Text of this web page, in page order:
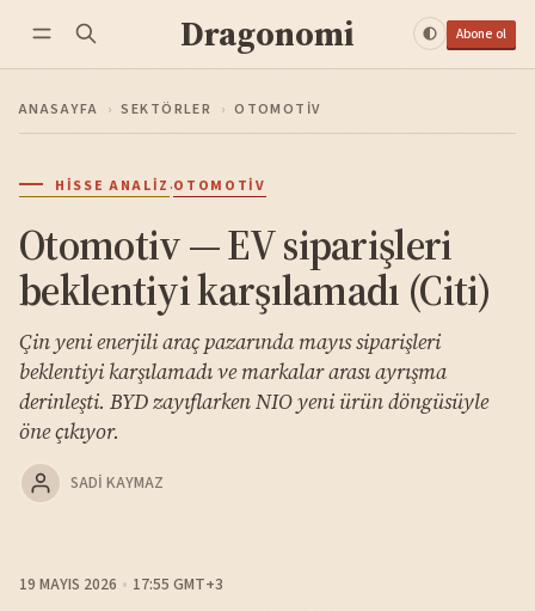
Dragonomi Abone ol
ANASAYFA › SEKTÖRLER › OTOMOTIV
HISSE ANALIZ ·OTOMOTIV
Otomotiv — EV siparişleri
beklentiyi karşılamadı (Citi)
Çin yeni enerjili araç pazarında mayıs siparişleri
beklentiyi karşılamadı ve markalar arası ayrışma
derinleşti. BYD zayıflarken NIO yeni ürün döngüsüyle
öne çıkıyor.
SADI KAYMAZ
19 MAYIS 2026 17:55 GMT+3